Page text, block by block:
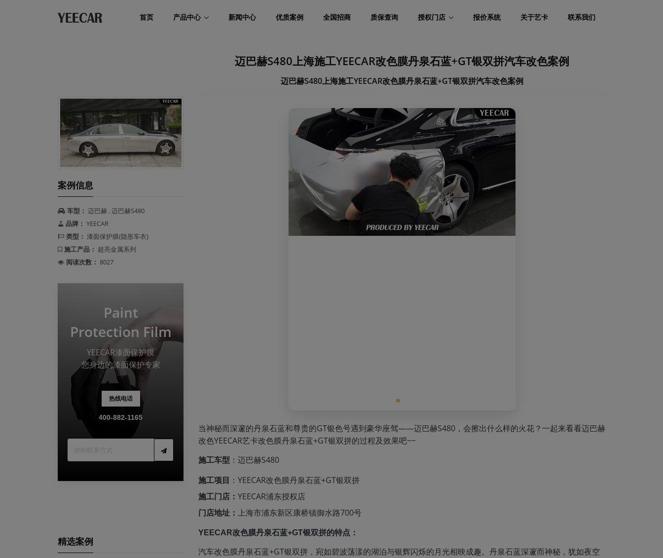
首页 产品中心 新闻中心 优质案例 全国招商 质保查询 授权门店 报价系统 关于艺卡 联系我们
案例信息
车型： 迈巴赫 , 迈巴赫S480
品牌： YEECAR
类型： 漆面保护膜(隐形车衣)
施工产品： 超亮金属系列
阅读次数： 8027
Paint
Protection Film
YEECAR漆面保护膜
您身边的漆面保护专家
热线电话
400-882-1165
精选案例
迈巴赫S480上海施工YEECAR改色膜丹泉石蓝+GT银双拼汽车改色案例
迈巴赫S480上海施工YEECAR改色膜丹泉石蓝+GT银双拼汽车改色案例
当神秘而深邃的丹泉石蓝和尊贵的GT银色号遇到豪华座驾——迈巴赫S480，会擦出什么样的火花？一起来看看迈巴赫
改色YEECAR艺卡改色膜丹泉石蓝+GT银双拼的过程及效果吧~~
施工车型 ：迈巴赫S480
施工项目 ：YEECAR改色膜丹泉石蓝+GT银双拼
施工门店： YEECAR浦东授权店
门店地址： 上海市浦东新区康桥镇御水路700号
YEECAR改色膜丹泉石蓝+GT银双拼的特点：
汽车改色膜丹泉石蓝+GT银双拼，宛如碧波荡漾的湖泊与银辉闪烁的月光相映成趣。丹泉石蓝深邃而神秘，犹如夜空